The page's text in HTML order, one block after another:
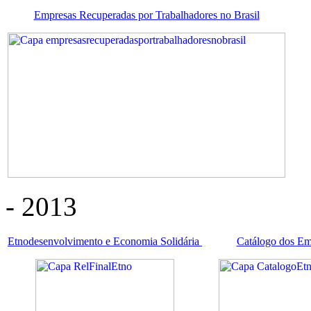
Empresas Recuperadas por Trabalhadores no Brasil
- 2013
Etnodesenvolvimento e Economia Solidária Catálogo dos